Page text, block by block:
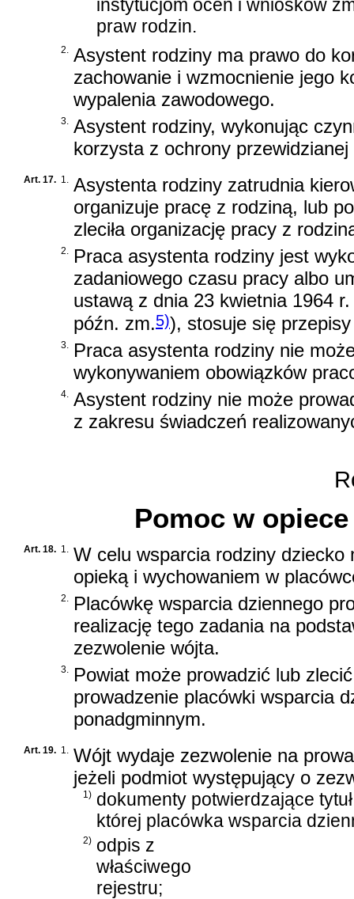
instytucjom ocen i wniosków
praw rodzin.
2. Asystent rodziny ma prawo do
zachowanie i wzmocnienie jego
wypalenia zawodowego.
3. Asystent rodziny, wykonując
korzysta z ochrony
Art. 17. 1. Asystenta rodziny zatrudnia
organizuje pracę z rodziną, lub
zleciła organizację pracy z
2. Praca asystenta rodziny jest
zadaniowego czasu pracy albo
ustawą z dnia 23 kwietnia 1964
późn. zm.5)), stosuje się
3. Praca asystenta rodziny nie
wykonywaniem obowiązków
4. Asystent rodziny nie może
z zakresu świadczeń
Pomoc w
Art. 18. 1. W celu wsparcia rodziny dziecko
opieką i wychowaniem w
2. Placówkę wsparcia dziennego
realizację tego zadania na
zezwolenie wójta.
3. Powiat może prowadzić lub
prowadzenie placówki wsparcia
ponadgminnym.
Art. 19. 1. Wójt wydaje zezwolenie na
jeżeli podmiot występujący o
1) dokumenty potwierdzające
której placówka wsparcia
2) odpis z
właściwego
rejestru;